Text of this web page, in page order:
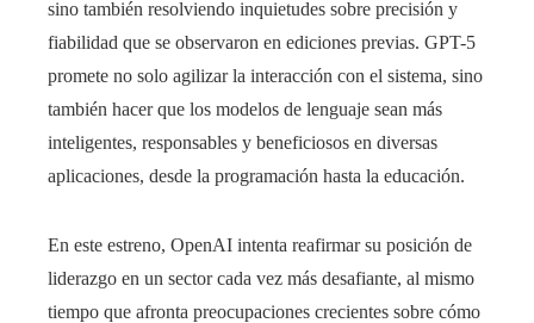
sino también resolviendo inquietudes sobre precisión y
fiabilidad que se observaron en ediciones previas. GPT-5
promete no solo agilizar la interacción con el sistema, sino
también hacer que los modelos de lenguaje sean más
inteligentes, responsables y beneficiosos en diversas
aplicaciones, desde la programación hasta la educación.
En este estreno, OpenAI intenta reafirmar su posición de
liderazgo en un sector cada vez más desafiante, al mismo
tiempo que afronta preocupaciones crecientes sobre cómo